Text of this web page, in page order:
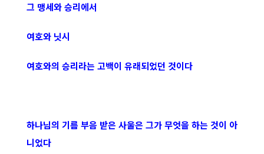
그 맹세와 승리에서
여호와 닛시
여호와의 승리라는 고백이 유래되었던 것이다
하나님의 기름 부음 받은 사울은 그가 무엇을 하는 것이 아
니었다